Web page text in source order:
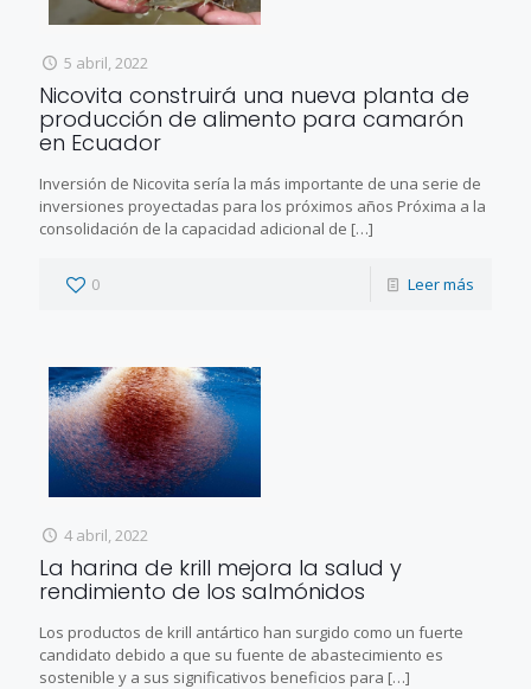
5 abril, 2022
Nicovita construirá una nueva planta de
producción de alimento para camarón
en Ecuador
Inversión de Nicovita sería la más importante de una serie de
inversiones proyectadas para los próximos años Próxima a la
consolidación de la capacidad adicional de […]
0 Leer más
4 abril, 2022
La harina de krill mejora la salud y
rendimiento de los salmónidos
Los productos de krill antártico han surgido como un fuerte
candidato debido a que su fuente de abastecimiento es
sostenible y a sus significativos beneficios para […]